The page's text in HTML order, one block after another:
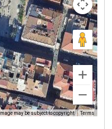
Image may be subject to copyright Terms